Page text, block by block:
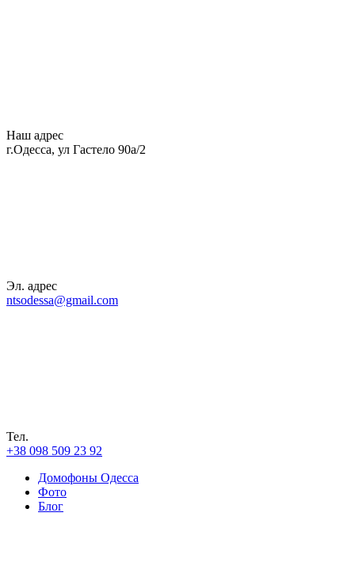
Наш адрес
г.Одесса, ул Гастело 90а/2
Эл. адрес
ntsodessa@gmail.com
Тел.
+38 098 509 23 92
Домофоны Одесса
Фото
Блог